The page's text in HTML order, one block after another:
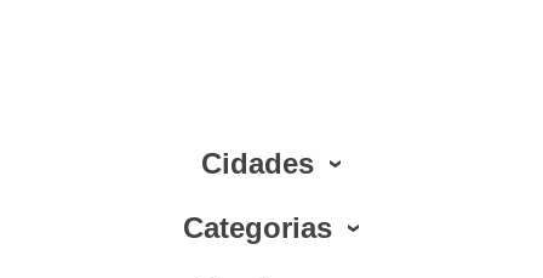
Cidades
Categorias